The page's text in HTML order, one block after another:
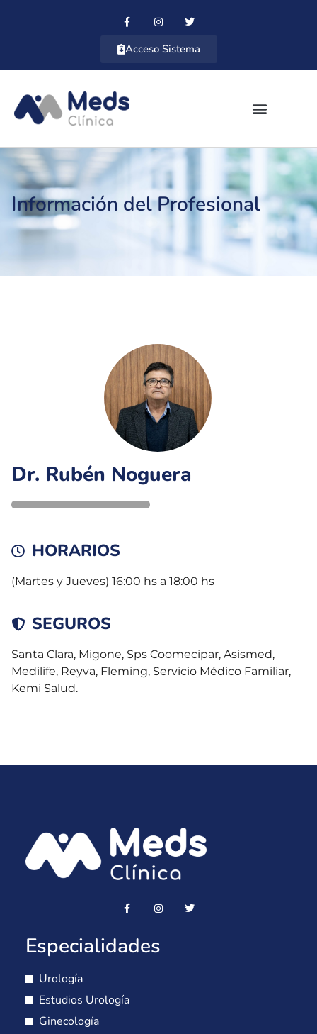
Acceso Sistema
Información del Profesional
Dr. Rubén Noguera
HORARIOS
(Martes y Jueves) 16:00 hs a 18:00 hs
SEGUROS
Santa Clara, Migone, Sps Coomecipar, Asismed,
Medilife, Reyva, Fleming, Servicio Médico Familiar,
Kemi Salud.
Especialidades
Urología
Estudios Urología
Ginecología